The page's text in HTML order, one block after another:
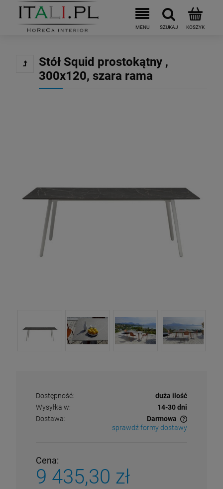
Stół Squid prostokątny ,
300x120, szara rama
Dostępność:
duża ilość
Wysyłka w:
14-30 dni
Dostawa:
Darmowa
Cena nie zawiera ewentualnych kosztów płatności
sprawdź formy dostawy
Cena:
9 435,30 zł